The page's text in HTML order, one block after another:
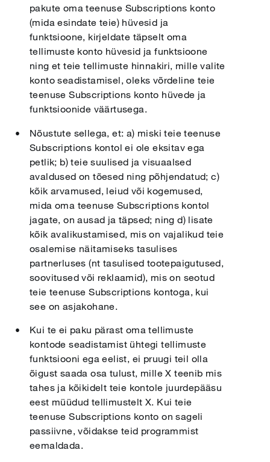
pakute oma teenuse Subscriptions konto
(mida esindate teie) hüvesid ja
funktsioone, kirjeldate täpselt oma
tellimuste konto hüvesid ja funktsioone
ning et teie tellimuste hinnakiri, mille valite
konto seadistamisel, oleks võrdeline teie
teenuse Subscriptions konto hüvede ja
funktsioonide väärtusega.
Nõustute sellega, et: a) miski teie teenuse
Subscriptions kontol ei ole eksitav ega
petlik; b) teie suulised ja visuaalsed
avaldused on tõesed ning põhjendatud; c)
kõik arvamused, leiud või kogemused,
mida oma teenuse Subscriptions kontol
jagate, on ausad ja täpsed; ning d) lisate
kõik avalikustamised, mis on vajalikud teie
osalemise näitamiseks tasulises
partnerluses (nt tasulised tootepaigutused,
soovitused või reklaamid), mis on seotud
teie teenuse Subscriptions kontoga, kui
see on asjakohane.
Kui te ei paku pärast oma tellimuste
kontode seadistamist ühtegi tellimuste
funktsiooni ega eelist, ei pruugi teil olla
õigust saada osa tulust, mille X teenib mis
tahes ja kõikidelt teie kontole juurdepääsu
eest müüdud tellimustelt X. Kui teie
teenuse Subscriptions konto on sageli
passiivne, võidakse teid programmist
eemaldada.